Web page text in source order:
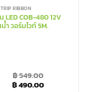
RIBBON
LED COB-480 12V
ำ วอร์มไวท์ 5M.
฿549.00
Original price was: ฿
฿490.00Current